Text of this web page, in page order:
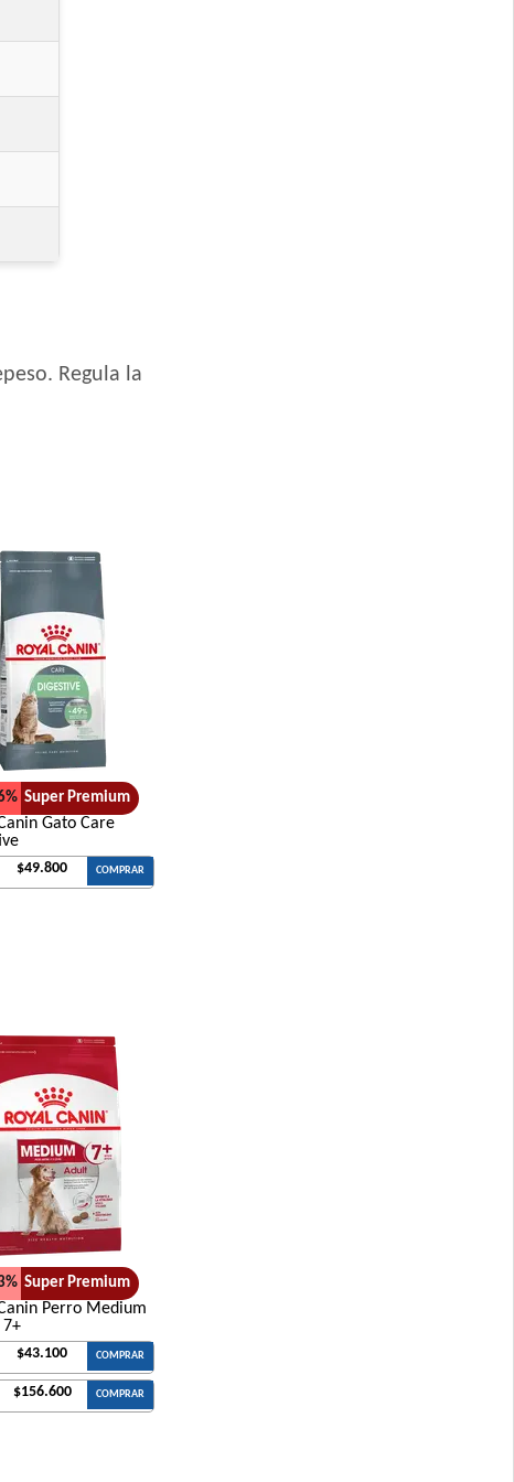
Breed
Medianas y Grandes
Grandes
Mordida Grande
Carne, Pollo y
y Grandes
Grande
Regula la
Super Premium
Gato Care
$49.800 COMPRAR
Super Premium
Perro Medium
$43.100 COMPRAR
$156.600 COMPRAR